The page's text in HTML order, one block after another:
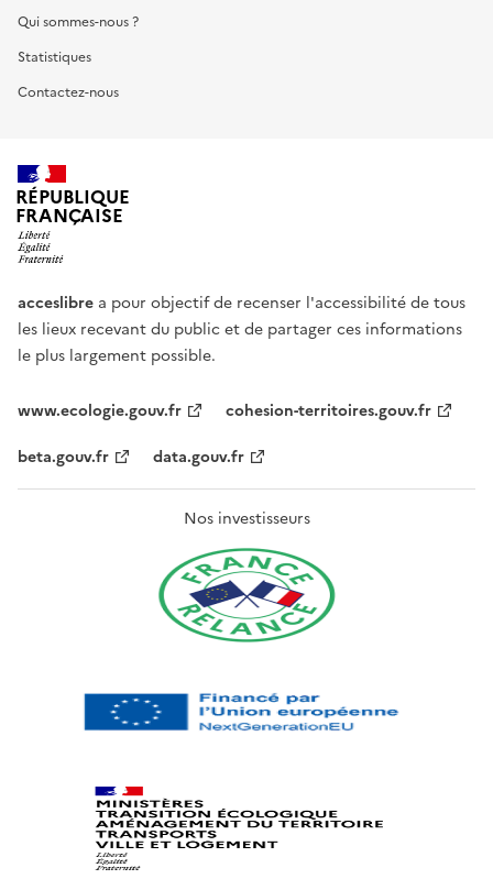
Qui sommes-nous ?
Statistiques
Contactez-nous
RÉPUBLIQUE
FRANÇAISE
acceslibre a pour objectif de recenser l'accessibilité de tous
les lieux recevant du public et de partager ces informations
le plus largement possible.
www.ecologie.gouv.fr
cohesion-territoires.gouv.fr
beta.gouv.fr
data.gouv.fr
Nos investisseurs